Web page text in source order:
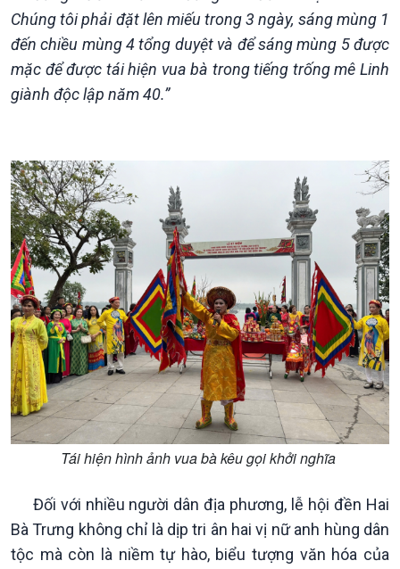
Xã hội
Tin Đời sống & Xã hội
360 độ Sức khỏe
Chuyển đổi Xanh
Tài nguyên và Môi trường
Chuyên gia của bạn
Xã hội chuyển động
Bước chân đến trường
Khoa học & Công nghệ
Tin Khoa học & Công nghệ
Kết nối công nghệ
Sống chung với biến đổi
khí hậu
Chúng tôi phải đặt lên miếu trong 3 ngày, sáng mùng 1
đến chiều mùng 4 tổng duyệt và để sáng mùng 5 được
mặc để được tái hiện vua bà trong tiếng trống mê Linh
giành độc lập năm 40.”
Tái hiện hình ảnh vua bà kêu gọi khởi nghĩa
Đối với nhiều người dân địa phương, lễ hội đền Hai
Bà Trưng không chỉ là dịp tri ân hai vị nữ anh hùng dân
tộc mà còn là niềm tự hào, biểu tượng văn hóa của